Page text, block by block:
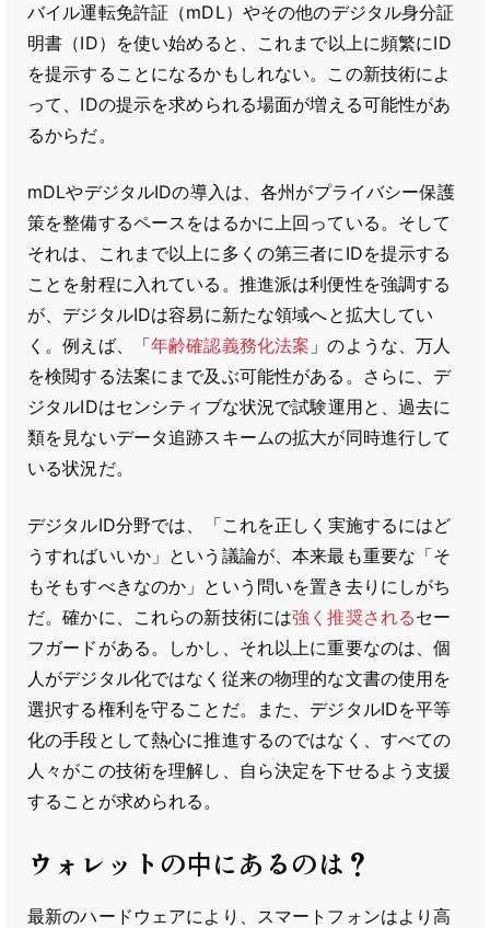
バイル運転免許証（mDL）やその他のデジタル身分証
明書（ID）を使い始めると、これまで以上に頻繁にID
を提示することになるかもしれない。この新技術によ
って、IDの提示を求められる場面が増える可能性があ
るからだ。
mDLやデジタルIDの導入は、各州がプライバシー保護
策を整備するペースをはるかに上回っている。そして
それは、これまで以上に多くの第三者にIDを提示する
ことを射程に入れている。推進派は利便性を強調する
が、デジタルIDは容易に新たな領域へと拡大してい
く。例えば、「年齢確認義務化法案 」のような、万人
を検閲する法案にまで及ぶ可能性がある。さらに、デ
ジタルIDはセンシティブな状況で試験運用と、過去に
類を見ないデータ追跡スキームの拡大が同時進行して
いる状況だ。
デジタルID分野では、「これを正しく実施するにはど
うすればいいか」という議論が、本来最も重要な「そ
もそもすべきなのか」という問いを置き去りにしがち
だ。確かに、これらの新技術には強く推奨されるセー
フガードがある。しかし、それ以上に重要なのは、個
人がデジタル化ではなく従来の物理的な文書の使用を
選択する権利を守ることだ。また、デジタルIDを平等
化の手段として熱心に推進するのではなく、すべての
人々がこの技術を理解し、自ら決定を下せるよう支援
することが求められる。
ウォレットの中にあるのは？
最新のハードウェアにより、スマートフォンはより高